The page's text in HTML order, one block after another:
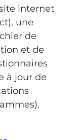
internet
une
de
et de
à jour de